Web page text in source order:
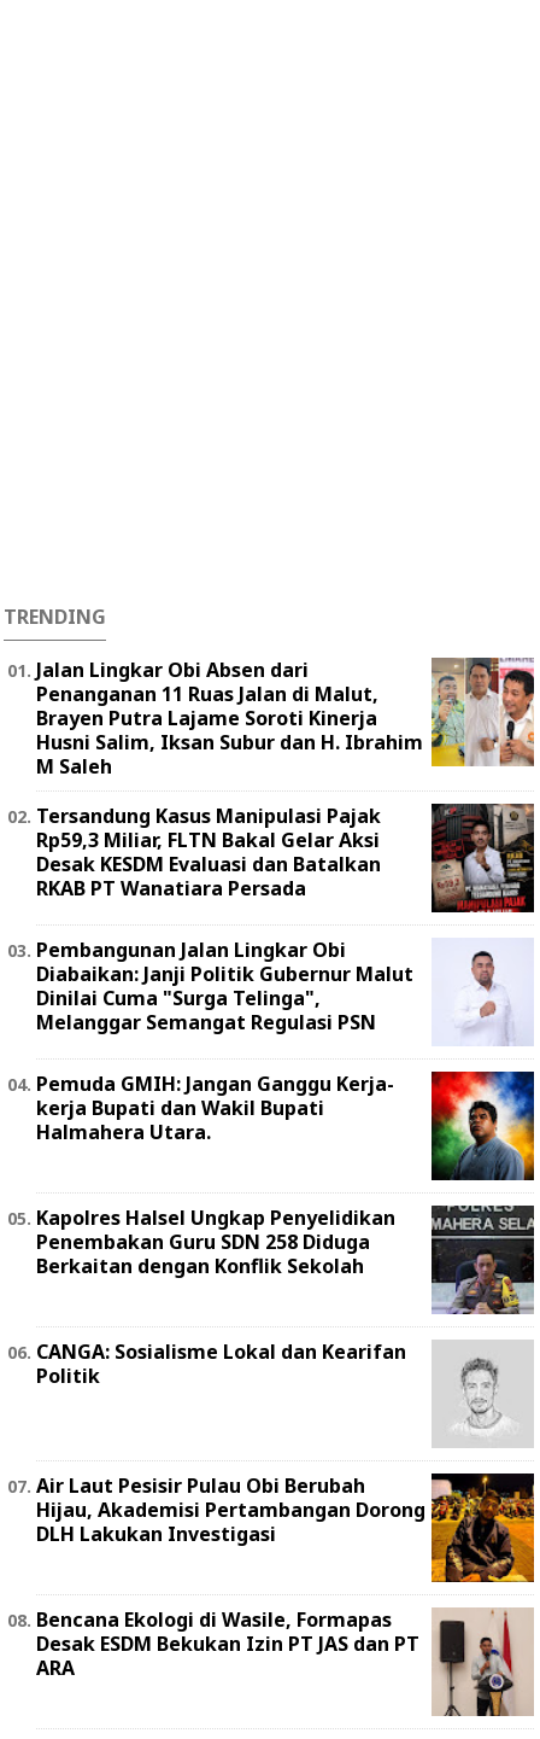
TRENDING
Jalan Lingkar Obi Absen dari
Penanganan 11 Ruas Jalan di Malut,
Brayen Putra Lajame Soroti Kinerja
Husni Salim, Iksan Subur dan H. Ibrahim
M Saleh
Tersandung Kasus Manipulasi Pajak
Rp59,3 Miliar, FLTN Bakal Gelar Aksi
Desak KESDM Evaluasi dan Batalkan
RKAB PT Wanatiara Persada ‎
Pembangunan Jalan Lingkar Obi
Diabaikan: Janji Politik Gubernur Malut
Dinilai Cuma "Surga Telinga",
Melanggar Semangat Regulasi PSN ‎
Pemuda GMIH: Jangan Ganggu Kerja-
kerja Bupati dan Wakil Bupati
Halmahera Utara.
Kapolres Halsel Ungkap Penyelidikan
Penembakan Guru SDN 258 Diduga
Berkaitan dengan Konflik Sekolah
CANGA: Sosialisme Lokal dan Kearifan
Politik
Air Laut Pesisir Pulau Obi Berubah
Hijau, Akademisi Pertambangan Dorong
DLH Lakukan Investigasi
Bencana Ekologi di Wasile, Formapas
Desak ESDM Bekukan Izin PT JAS dan PT
ARA